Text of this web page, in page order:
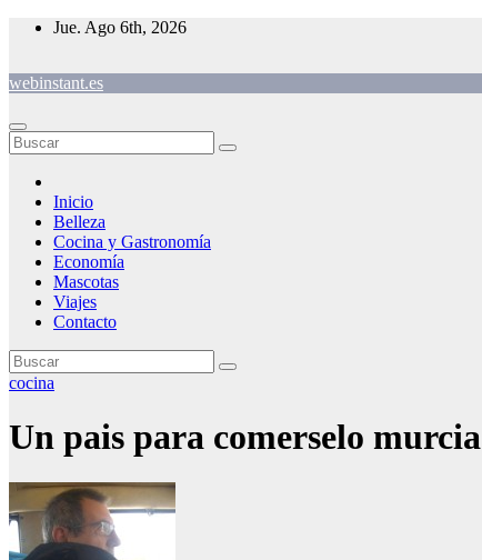
Saltar
Jue. Ago 6th, 2026
webinstant.es
Inicio
Belleza
Cocina y Gastronomía
Economía
Mascotas
Viajes
Contacto
cocina
Un pais para comerselo murcia